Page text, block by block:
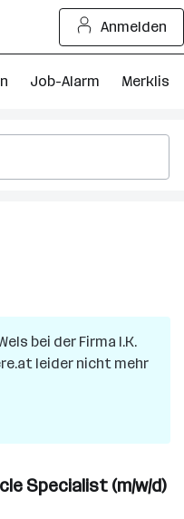
Anmelden
Job-Alarm Merkliste
bei der Firma I.K.
leider nicht mehr
Specialist (m/w/d)